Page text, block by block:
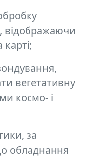
відображаючи
вегетативну
космо- і
за
обладнання